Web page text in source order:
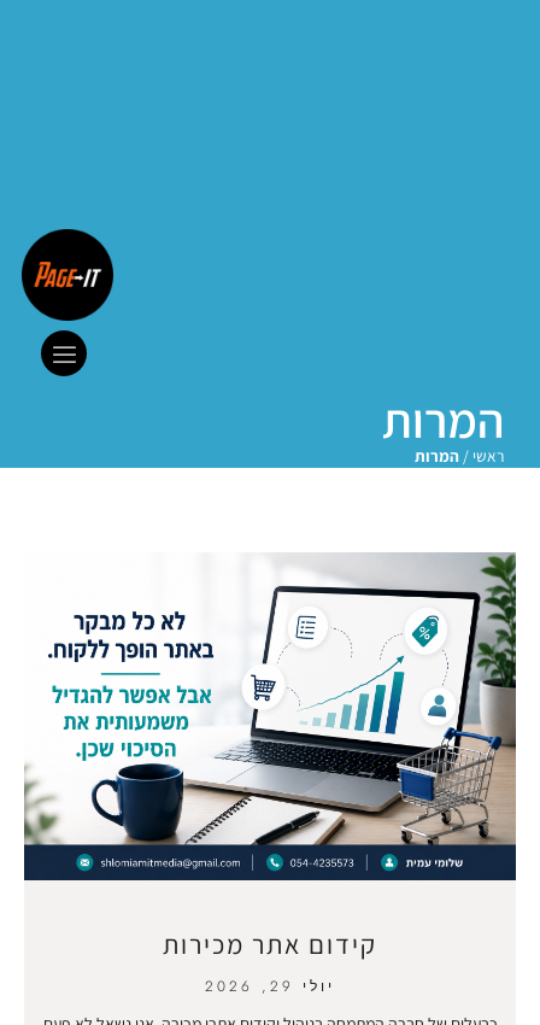
המרות
ראשי / המרות
קידום אתר מכירות
יולי 29, 2026